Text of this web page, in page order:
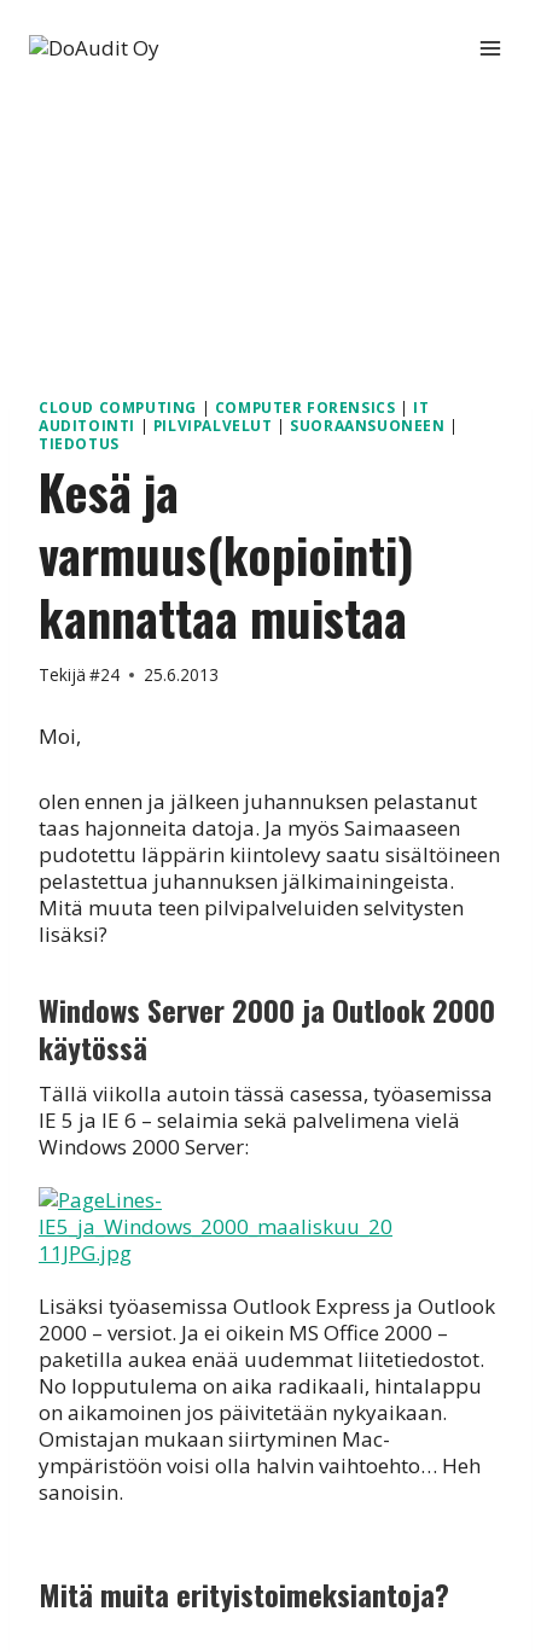
sisältöön
CLOUD COMPUTING | COMPUTER FORENSICS | IT
AUDITOINTI | PILVIPALVELUT | SUORAANSUONEEN |
TIEDOTUS
Kesä ja
varmuus(kopiointi)
kannattaa muistaa
Tekijä #24 25.6.2013
Moi,
olen ennen ja jälkeen juhannuksen pelastanut
taas hajonneita datoja. Ja myös Saimaaseen
pudotettu läppärin kiintolevy saatu sisältöineen
pelastettua juhannuksen jälkimainingeista.
Mitä muuta teen pilvipalveluiden selvitysten
lisäksi?
Windows Server 2000 ja Outlook 2000
käytössä
Tällä viikolla autoin tässä casessa, työasemissa
IE 5 ja IE 6 – selaimia sekä palvelimena vielä
Windows 2000 Server:
Lisäksi työasemissa Outlook Express ja Outlook
2000 – versiot. Ja ei oikein MS Office 2000 –
paketilla aukea enää uudemmat liitetiedostot.
No lopputulema on aika radikaali, hintalappu
on aikamoinen jos päivitetään nykyaikaan.
Omistajan mukaan siirtyminen Mac-
ympäristöön voisi olla halvin vaihtoehto… Heh
sanoisin.
Mitä muita erityistoimeksiantoja?